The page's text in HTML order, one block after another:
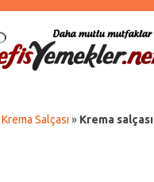
Krema Salçası » Krema salçası